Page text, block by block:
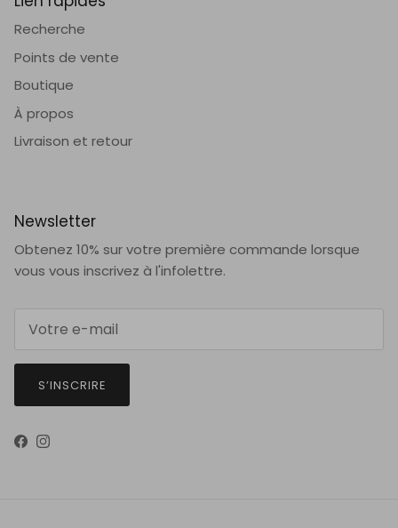
Recherche
À propos
Livraison et retour
vous vous inscrivez à l'infolettre.
Facebook
Instagram